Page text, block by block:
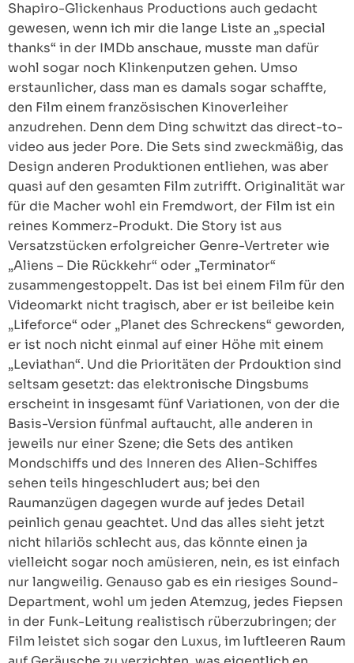
Shapiro-Glickenhaus Productions auch gedacht
gewesen, wenn ich mir die lange Liste an „special
thanks“ in der IMDb anschaue, musste man dafür
wohl sogar noch Klinkenputzen gehen. Umso
erstaunlicher, dass man es damals sogar schaffte,
den Film einem französischen Kinoverleiher
anzudrehen. Denn dem Ding schwitzt das direct-to-
video aus jeder Pore. Die Sets sind zweckmäßig, das
Design anderen Produktionen entliehen, was aber
quasi auf den gesamten Film zutrifft. Originalität war
für die Macher wohl ein Fremdwort, der Film ist ein
reines Kommerz-Produkt. Die Story ist aus
Versatzstücken erfolgreicher Genre-Vertreter wie
„Aliens – Die Rückkehr“ oder „Terminator“
zusammengestoppelt. Das ist bei einem Film für den
Videomarkt nicht tragisch, aber er ist beileibe kein
„Lifeforce“ oder „Planet des Schreckens“ geworden,
er ist noch nicht einmal auf einer Höhe mit einem
„Leviathan“. Und die Prioritäten der Prdouktion sind
seltsam gesetzt: das elektronische Dingsbums
erscheint in insgesamt fünf Variationen, von der die
Basis-Version fünfmal auftaucht, alle anderen in
jeweils nur einer Szene; die Sets des antiken
Mondschiffs und des Inneren des Alien-Schiffes
sehen teils hingeschludert aus; bei den
Raumanzügen dagegen wurde auf jedes Detail
peinlich genau geachtet. Und das alles sieht jetzt
nicht hilariös schlecht aus, das könnte einen ja
vielleicht sogar noch amüsieren, nein, es ist einfach
nur langweilig. Genauso gab es ein riesiges Sound-
Department, wohl um jeden Atemzug, jedes Fiepsen
in der Funk-Leitung realistisch rüberzubringen; der
Film leistet sich sogar den Luxus, im luftleeren Raum